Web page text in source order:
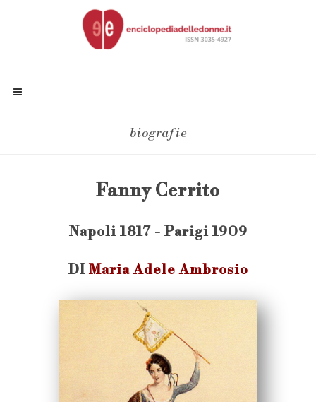
biografie
Fanny Cerrito
Napoli 1817 - Parigi 1909
DI Maria Adele Ambrosio